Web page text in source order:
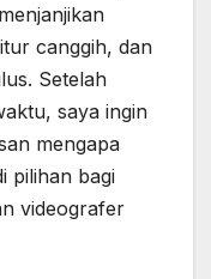
canggih, dan
Setelah
saya ingin
mengapa
pilihan bagi
videografer